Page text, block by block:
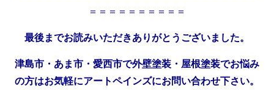
＝＝＝＝＝＝＝＝＝＝
最後までお読みいただきありがとうございました。
津島市・あま市・愛西市で外壁塗装・屋根塗装でお悩み
の方はお気軽にアートペインズにお問い合わせ下さい。